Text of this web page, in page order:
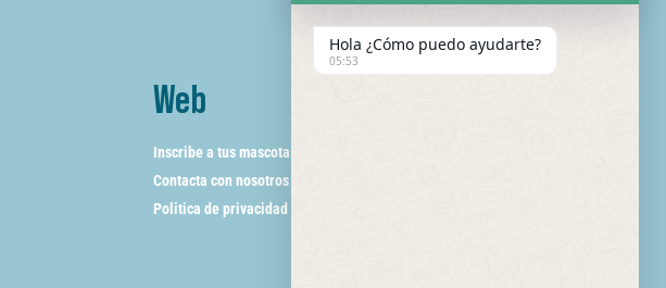
Web
Inscribe a tus mascotas
Contacta con nosotros
Politica de privacidad
Hola ¿Cómo puedo ayudarte?
05:53